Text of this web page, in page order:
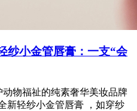
纱小金管唇膏：一支“会
物福祉的纯素奢华美妆品牌
新轻纱小金管唇膏 ，如穿纱